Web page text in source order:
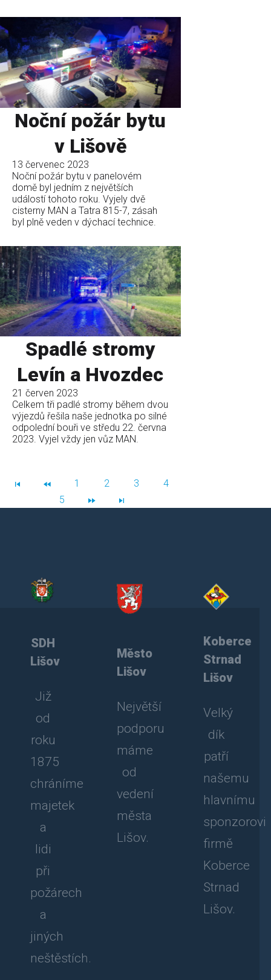
Noční požár bytu
v Lišově
13 červenec 2023
Noční požár bytu v panelovém
domě byl jedním z největších
událostí tohoto roku. Vyjely dvě
cisterny MAN a Tatra 815-7, zásah
byl plně veden v dýchací technice.
Spadlé stromy
Levín a Hvozdec
21 červen 2023
Celkem tři padlé stromy během dvou
výjezdů řešila naše jednotka po silné
odpolední bouři ve středu 22. června
2023. Vyjel vždy jen vůz MAN.
1 2 3
4
5
SDH
Lišov
Již
od
roku
1875
chráníme
majetek
a
lidi
při
požárech
a
jiných
neštěstích.
Město
Lišov
Největší
podporu
máme
od
vedení
města
Lišov.
Koberce
Strnad
Lišov
Velký
dík
patří
našemu
hlavnímu
sponzorovi
firmě
Koberce
Strnad
Lišov.